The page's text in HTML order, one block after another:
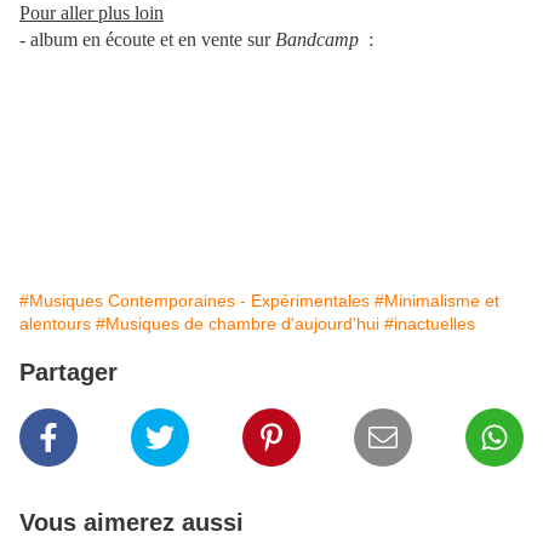
Pour aller plus loin
- album en écoute et en vente sur Bandcamp :
#Musiques Contemporaines - Expérimentales #Minimalisme et
alentours #Musiques de chambre d'aujourd'hui #inactuelles
Partager
Vous aimerez aussi